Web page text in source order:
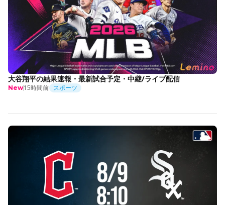
大谷翔平の結果速報・最新試合予定・中継/ライブ配信
New15時間前 スポーツ